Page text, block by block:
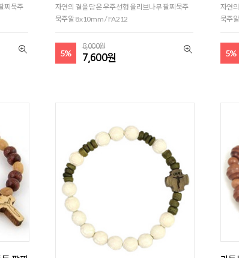
찌묵주
자연의 결을 담은 우주선형 올리브나무 팔찌묵주
묵주알 8x10mm / FA212
5%
8,000원
7,600원
자연
묵주
5%